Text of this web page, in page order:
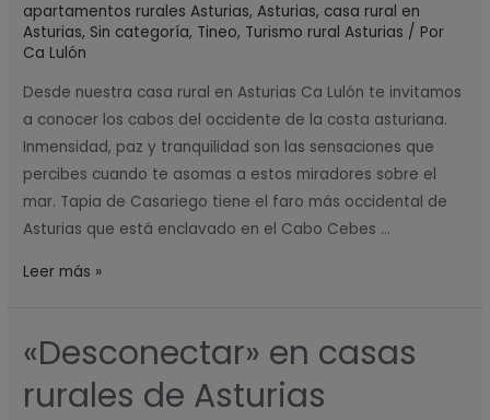
apartamentos rurales Asturias,Asturias, casa rural en
Asturias, Sin categoría, Tineo, Turismo rural Asturias / Por
Ca Lulón
Desde nuestra casa rural en Asturias Ca Lulón te invitamos
a conocer los cabos del occidente de la costa asturiana.
Inmensidad, paz y tranquilidad son las sensaciones que
percibes cuando te asomas a estos miradores sobre el
mar. Tapia de Casariego tiene el faro más occidental de
Asturias que está enclavado en el Cabo Cebes …
en
casa
Asturias
Leer más »
«Desconectar» en casas
rurales de Asturias
«Desconectar»
en
casas